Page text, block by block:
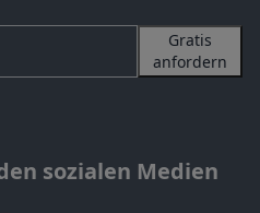
Gratis
anfordern
sozialen Medien